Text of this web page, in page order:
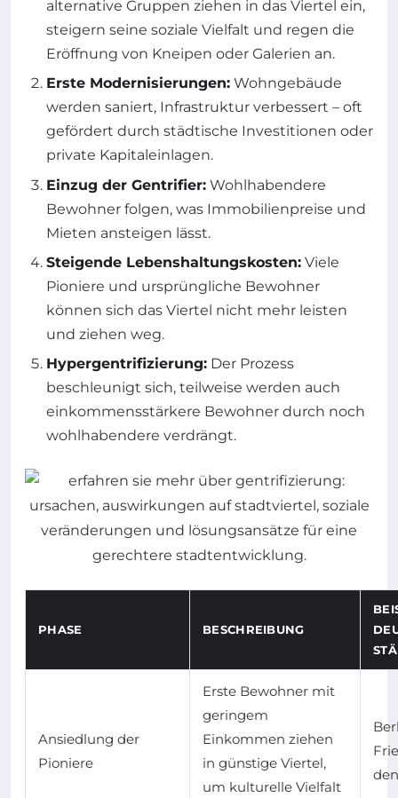
alternative Gruppen ziehen in das Viertel ein,
steigern seine soziale Vielfalt und regen die
Eröffnung von Kneipen oder Galerien an.
Erste Modernisierungen: Wohngebäude
werden saniert, Infrastruktur verbessert – oft
gefördert durch städtische Investitionen oder
private Kapitaleinlagen.
Einzug der Gentrifier: Wohlhabendere
Bewohner folgen, was Immobilienpreise und
Mieten ansteigen lässt.
Steigende Lebenshaltungskosten: Viele
Pioniere und ursprüngliche Bewohner
können sich das Viertel nicht mehr leisten
und ziehen weg.
Hypergentrifizierung: Der Prozess
beschleunigt sich, teilweise werden auch
einkommensstärkere Bewohner durch noch
wohlhabendere verdrängt.
PHASE BESCHREIBUNG
Ansiedlung der
Pioniere
Erste Bewohner mit
geringem
Einkommen ziehen
in günstige Viertel,
um kulturelle Vielfalt